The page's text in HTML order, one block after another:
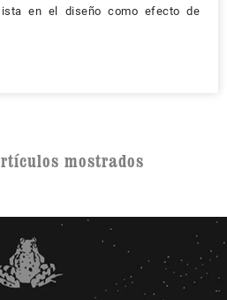
en el diseño como efecto de
mostrados